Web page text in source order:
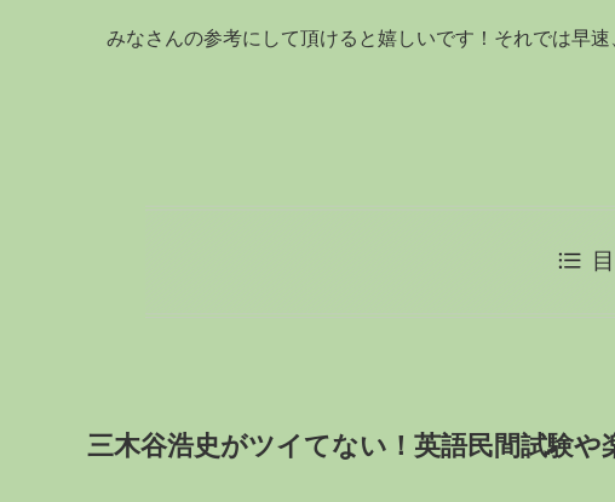
みなさんの参考にして頂けると嬉しいです！それでは早速
三木谷浩史がツイてない！英語民間試験や